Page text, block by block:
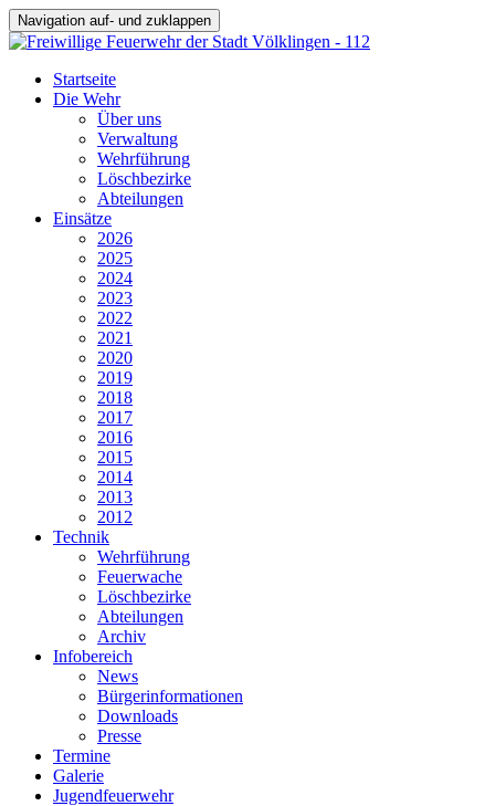
Navigation auf- und zuklappen
Startseite
Die Wehr
Über uns
Verwaltung
Wehrführung
Löschbezirke
Abteilungen
Einsätze
2026
2025
2024
2023
2022
2021
2020
2019
2018
2017
2016
2015
2014
2013
2012
Technik
Wehrführung
Feuerwache
Löschbezirke
Abteilungen
Archiv
Infobereich
News
Bürgerinformationen
Downloads
Presse
Termine
Galerie
Jugendfeuerwehr